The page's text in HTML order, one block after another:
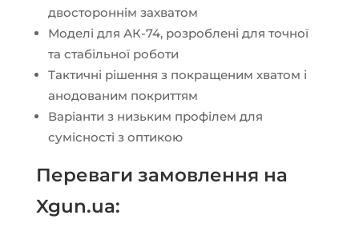
двостороннім захватом
Моделі для АК-74, розроблені для точної
та стабільної роботи
Тактичні рішення з покращеним хватом і
анодованим покриттям
Варіанти з низьким профілем для
сумісності з оптикою
Переваги замовлення на
Xgun.ua: